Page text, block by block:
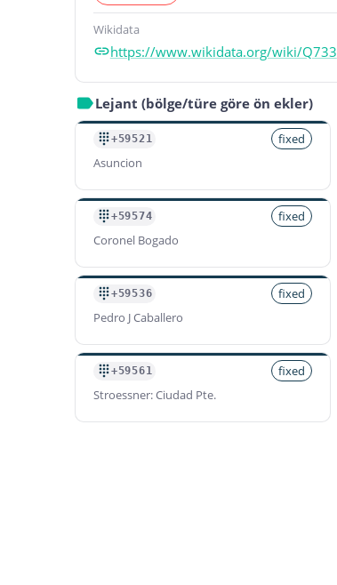
Wikidata
https://www.wikidata.org/wiki/Q733
Lejant (bölge/türe göre ön ekler)
+59521
fixed
Asuncion
+59574
fixed
Coronel Bogado
+59536
fixed
Pedro J Caballero
+59561
fixed
Stroessner: Ciudad Pte.